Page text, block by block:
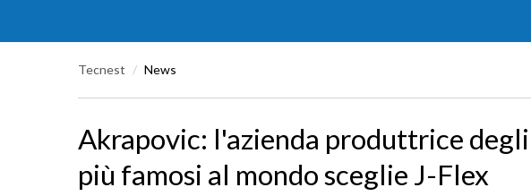
Tecnest / News
Akrapovic: l'azienda produttrice
più famosi al mondo sceglie J-Flex